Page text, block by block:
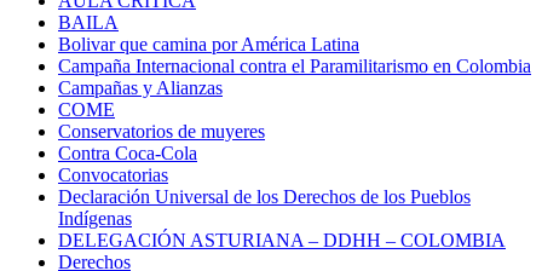
BAILA
Bolivar que camina por América Latina
Campaña Internacional contra el Paramilitarismo en Colombia
Campañas y Alianzas
COME
Conservatorios de muyeres
Contra Coca-Cola
Convocatorias
Declaración Universal de los Derechos de los Pueblos
Indígenas
DELEGACIÓN ASTURIANA – DDHH – COLOMBIA
Derechos